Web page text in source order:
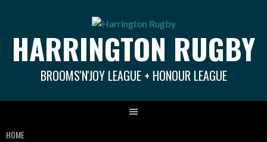
HARRINGTON RUGBY
BROOMS'N'JOY LEAGUE + HONOUR LEAGUE
HOME